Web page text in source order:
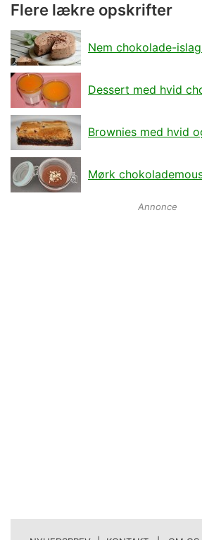
Flere lækre opskrifter
Nem chokolade-
Dessert med hvid
Brownies med hvid
Mørk
Annonce